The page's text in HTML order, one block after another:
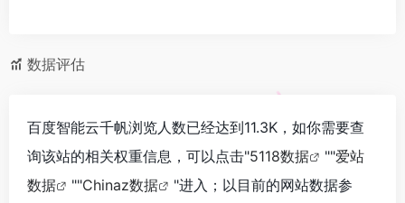
数据评估
百度智能云千帆浏览人数已经达到11.3K，如你需要查
询该站的相关权重信息，可以点击"5118数据 ""爱站
数据
""Chinaz数据
"进入；以目前的网站数据参